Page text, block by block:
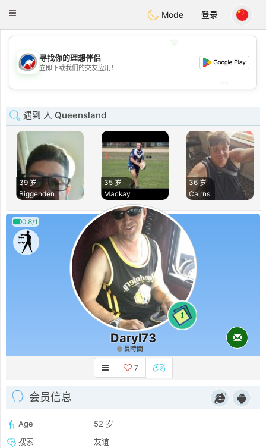
AustraliaChat
Toggle
Mode 登录
💖
💕
寻找你的理想伴侣
立即下载我们的交友应用！
遇到 人 Queensland
39 岁
Biggenden
35 岁
Mackay
36 岁
Cairns
0.8/1
1
Daryl73
長時間
7
会员信息
Age
52 岁
搜索
友谊